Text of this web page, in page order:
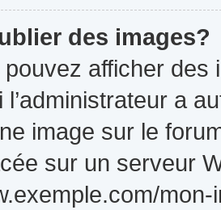
des images?
afficher
l’administrateur a
image sur le
sur un serveur